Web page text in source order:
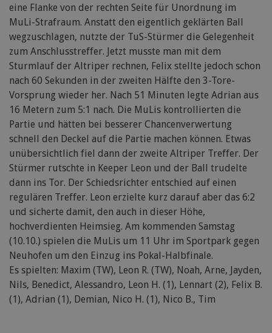
eine Flanke von der rechten Seite für Unordnung im
MuLi-Strafraum. Anstatt den eigentlich geklärten Ball
wegzuschlagen, nutzte der TuS-Stürmer die Gelegenheit
zum Anschlusstreffer. Jetzt musste man mit dem
Sturmlauf der Altriper rechnen, Felix stellte jedoch schon
nach 60 Sekunden in der zweiten Hälfte den 3-Tore-
Vorsprung wieder her. Nach 51 Minuten legte Adrian aus
16 Metern zum 5:1 nach. Die MuLis kontrollierten die
Partie und hätten bei besserer Chancenverwertung
schnell den Deckel auf die Partie machen können. Etwas
unübersichtlich fiel dann der zweite Altriper Treffer. Der
Stürmer rutschte in Keeper Leon und der Ball trudelte
dann ins Tor. Der Schiedsrichter entschied auf einen
regulären Treffer. Leon erzielte kurz darauf aber das 6:2
und sicherte damit, den auch in dieser Höhe,
hochverdienten Heimsieg. Am kommenden Samstag
(10.10.) spielen die MuLis um 11 Uhr im Sportpark gegen
Neuhofen um den Einzug ins Pokal-Halbfinale.
Es spielten: Maxim (TW), Leon R. (TW), Noah, Arne, Jayden,
Nils, Benedict, Alessandro, Leon H. (1), Lennart (2), Felix B.
(1), Adrian (1), Demian, Nico H. (1), Nico B., Tim